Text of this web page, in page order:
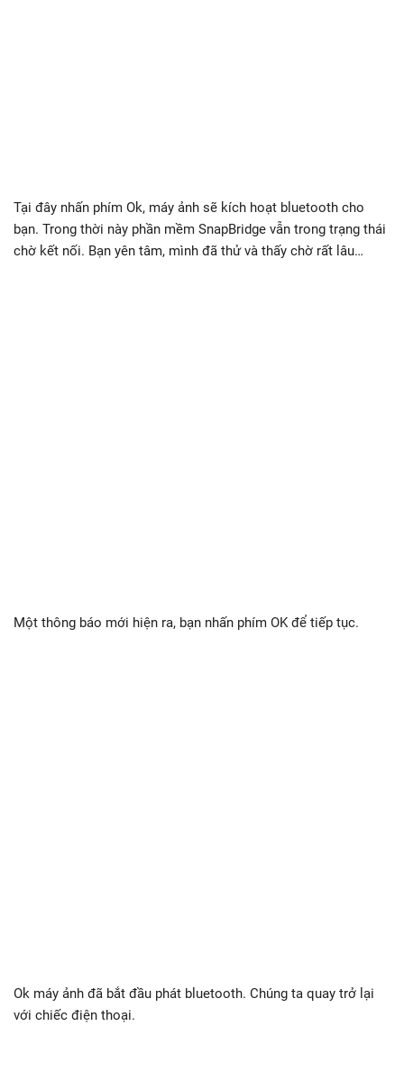
Tại đây nhấn phím Ok, máy ảnh sẽ kích hoạt bluetooth cho
bạn. Trong thời này phần mềm SnapBridge vẫn trong trạng thái
chờ kết nối. Bạn yên tâm, mình đã thử và thấy chờ rất lâu…
Một thông báo mới hiện ra, bạn nhấn phím OK để tiếp tục.
Ok máy ảnh đã bắt đầu phát bluetooth. Chúng ta quay trở lại
với chiếc điện thoại.